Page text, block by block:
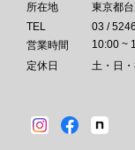
所在地
東京都
TEL
03 /
営業時間
10:00 ~
定休日
土・日・